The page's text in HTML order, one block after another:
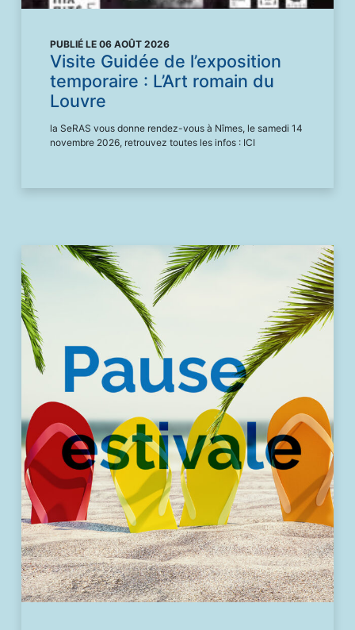
PUBLIÉ LE 06 AOÛT 2026
Visite Guidée de l’exposition
temporaire : L’Art romain du
Louvre
la SeRAS vous donne rendez-vous à Nîmes, le samedi 14
novembre 2026, retrouvez toutes les infos : ICI